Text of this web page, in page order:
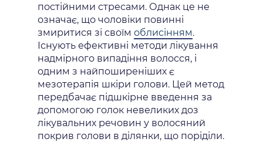
постійними стресами. Однак це не
означає, що чоловіки повинні
змиритися зі своїм облисінням.
Існують ефективні методи лікування
надмірного випадіння волосся, і
одним з найпоширеніших є
мезотерапія шкіри голови. Цей метод
передбачає підшкірне введення за
допомогою голок невеликих доз
лікувальних речовин у волосяний
покрив голови в ділянки, що поріділи.